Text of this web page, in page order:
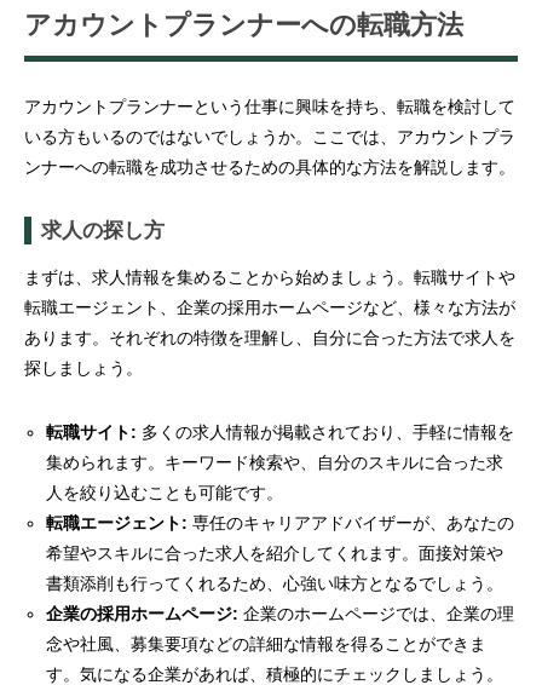
アカウントプランナーへの転職方法
アカウントプランナーという仕事に興味を持ち、転職を検討して
いる方もいるのではないでしょうか。ここでは、アカウントプラ
ンナーへの転職を成功させるための具体的な方法を解説します。
求人の探し方
まずは、求人情報を集めることから始めましょう。転職サイトや
転職エージェント、企業の採用ホームページなど、様々な方法が
あります。それぞれの特徴を理解し、自分に合った方法で求人を
探しましょう。
転職サイト: 多くの求人情報が掲載されており、手軽に情報を
集められます。キーワード検索や、自分のスキルに合った求
人を絞り込むことも可能です。
転職エージェント: 専任のキャリアアドバイザーが、あなたの
希望やスキルに合った求人を紹介してくれます。面接対策や
書類添削も行ってくれるため、心強い味方となるでしょう。
企業の採用ホームページ: 企業のホームページでは、企業の理
念や社風、募集要項などの詳細な情報を得ることができま
す。気になる企業があれば、積極的にチェックしましょう。